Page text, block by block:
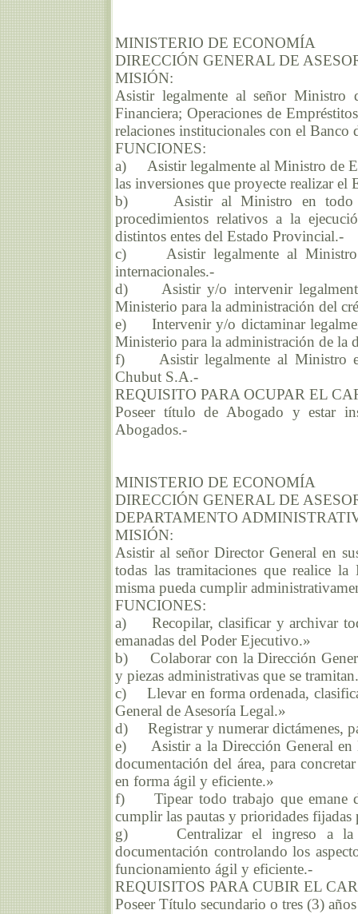
MINISTERIO DE ECONOMÍA
DIRECCIÓN GENERAL DE
MISIÓN:
Asistir legalmente al señor Ministro
Financiera; Operaciones de
relaciones institucionales con el Banco
FUNCIONES:
a) Asistir legalmente al Ministro de
las inversiones que proyecte realizar el
b) Asistir al Ministro en todo lo
procedimientos relativos a la
distintos entes del Estado Provincial.-
c) Asistir legalmente al Ministro
internacionales.-
d) Asistir y/o intervenir legalmente
Ministerio para la administración del
e) Intervenir y/o dictaminar
Ministerio para la administración de la
f) Asistir legalmente al Ministro en
Chubut S.A.-
REQUISITO PARA OCUPAR EL
Poseer título de Abogado y estar
Abogados.-
MINISTERIO DE ECONOMÍA
DIRECCIÓN GENERAL DE
DEPARTAMENTO
MISIÓN:
Asistir al señor Director General en
todas las tramitaciones que realice
misma pueda cumplir
FUNCIONES:
a) Recopilar, clasificar y archivar
emanadas del Poder Ejecutivo.»
b) Colaborar con la Dirección
y piezas administrativas que se
c) Llevar en forma ordenada,
General de Asesoría Legal.»
d) Registrar y numerar dictámenes,
e) Asistir a la Dirección General en
documentación del área, para
en forma ágil y eficiente.»
f) Tipear todo trabajo que emane
cumplir las pautas y prioridades
g) Centralizar el ingreso a la
documentación controlando los
funcionamiento ágil y eficiente.-
REQUISITOS PARA CUBIR EL
Poseer Título secundario o tres (3)